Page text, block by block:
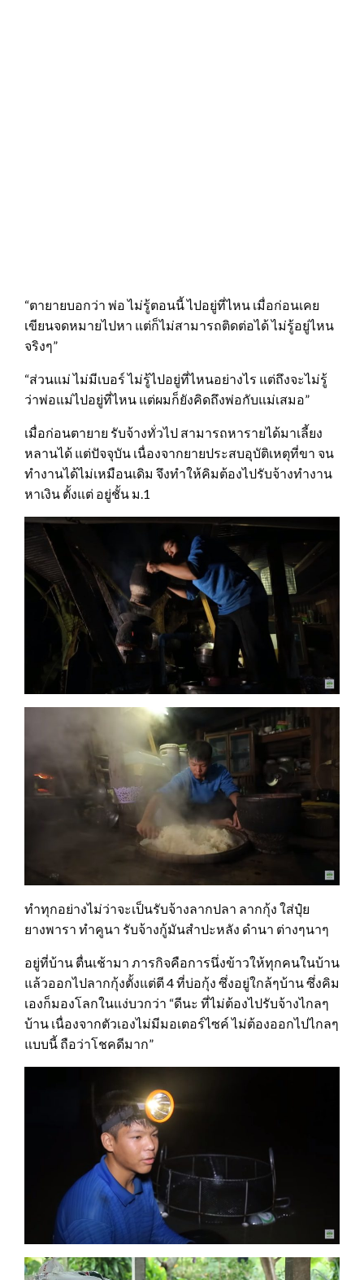
“ตายายบอกว่า พ่อ ไม่รู้ตอนนี้ ไปอยู่ที่ไหน เมื่อก่อนเคย
เขียนจดหมายไปหา แต่ก็ไม่สามารถติดต่อได้ ไม่รู้อยู่ไหน
จริงๆ”
“ส่วนแม่ ไม่มีเบอร์ ไม่รู้ไปอยู่ที่ไหนอย่างไร แต่ถึงจะไม่รู้
ว่าพ่อแม่ไปอยู่ที่ไหน แต่ผมก็ยังคิดถึงพ่อกับแม่เสมอ”
เมื่อก่อนตายาย รับจ้างทั่วไป สามารถหารายได้มาเลี้ยง
หลานได้ แต่ปัจจุบัน เนื่องจากยายประสบอุบัติเหตุที่ขา จน
ทำงานได้ไม่เหมือนเดิม จึงทำให้คิมต้องไปรับจ้างทำงาน
หาเงิน ตั้งแต่ อยู่ชั้น ม.1
ทำทุกอย่างไม่ว่าจะเป็นรับจ้างลากปลา ลากกุ้ง ใส่ปุ๋ย
ยางพารา ทำคูนา รับจ้างกู้มันสำปะหลัง ดำนา ต่างๆนาๆ
อยู่ที่บ้าน ตื่นเช้ามา ภารกิจคือการนึ่งข้าวให้ทุกคนในบ้าน
แล้วออกไปลากกุ้งตั้งแต่ตี 4 ที่บ่อกุ้ง ซึ่งอยู่ใกล้ๆบ้าน ซึ่งคิม
เองก็มองโลกในแง่บวกว่า “ดีนะ ที่ไม่ต้องไปรับจ้างไกลๆ
บ้าน เนื่องจากตัวเองไม่มีมอเตอร์ไซค์ ไม่ต้องออกไปไกลๆ
แบบนี้ ถือว่าโชคดีมาก”